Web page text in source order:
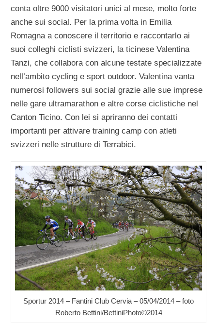
conta oltre 9000 visitatori unici al mese, molto forte
anche sui social. Per la prima volta in Emilia
Romagna a conoscere il territorio e raccontarlo ai
suoi colleghi ciclisti svizzeri, la ticinese Valentina
Tanzi, che collabora con alcune testate specializzate
nell’ambito cycling e sport outdoor. Valentina vanta
numerosi followers sui social grazie alle sue imprese
nelle gare ultramarathon e altre corse ciclistiche nel
Canton Ticino. Con lei si apriranno dei contatti
importanti per attivare training camp con atleti
svizzeri nelle strutture di Terrabici.
Sportur 2014 – Fantini Club Cervia – 05/04/2014 – foto
Roberto Bettini/BettiniPhoto©2014